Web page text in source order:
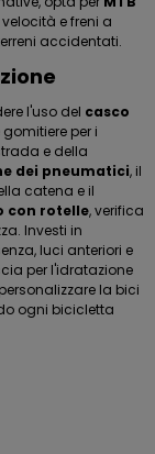
e freni a
accidentati.
l'uso del casco
per i
e della
dei pneumatici, il
catena e il
con rotelle, verifica
Investi in
luci anteriori e
per l'idratazione
la bici
ogni bicicletta